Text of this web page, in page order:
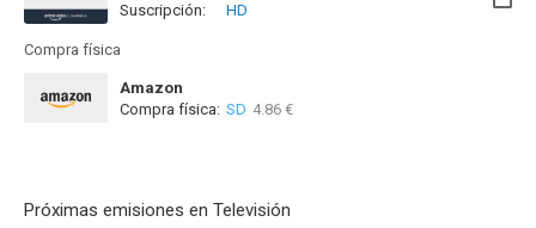
Suscripción:
HD
Compra física
Amazon
Compra física: SD 4.86 €
Próximas emisiones en Televisión